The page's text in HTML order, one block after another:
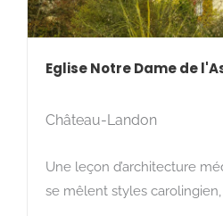
Eglise Notre Dame de
Château-Landon
Une leçon d’architecture
se mêlent styles